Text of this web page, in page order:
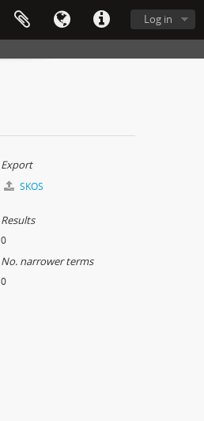
Log in
Export
SKOS
Results
0
No. narrower terms
0